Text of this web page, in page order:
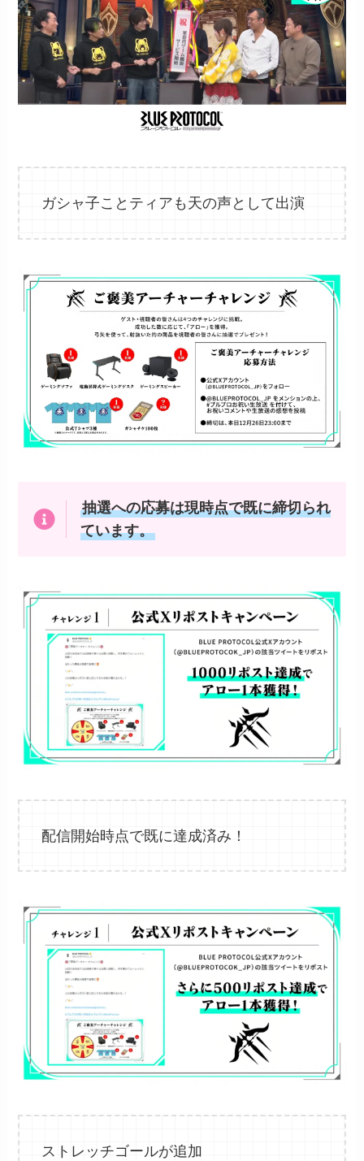
ガシャ子ことティアも天の声として出演
抽選への応募は現時点で既に締切られ
ています。
配信開始時点で既に達成済み！
ストレッチゴールが追加